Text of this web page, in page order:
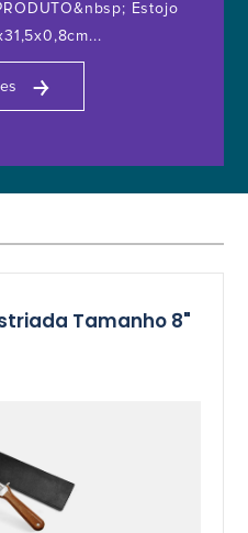
Estojo
￫
Tamanho 8"